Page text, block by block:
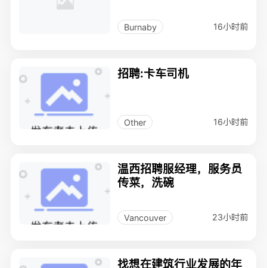
Burnaby 16小时前
招聘:卡车司机
Other 16小时前
温西招聘服经理，服务员
传菜，洗碗
Vancouver 23小时前
找想在建筑行业发展的年